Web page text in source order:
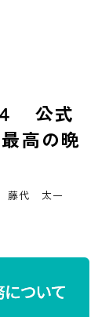
公式
高の晩
藤代 太一